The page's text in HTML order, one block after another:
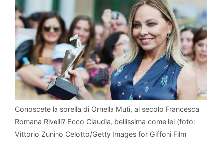
Conoscete la sorella di Ornella Muti, al secolo Francesca
Romana Rivelli? Ecco Claudia, bellissima come lei (foto:
Vittorio Zunino Celotto/Getty Images for Giffoni Film